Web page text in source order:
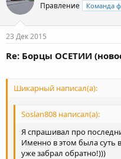
Правление Команда
23 Дек 2015
Re: Борцы ОСЕТИИ
Шикарный написал(а):
Soslan808 написал(а):
Я спрашивал про
Именно в этом была суть
уже забрал обратно!)))